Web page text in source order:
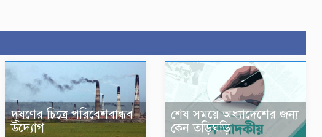
দূষণের চিত্রে পরিবেশবান্ধব
উদ্যোগ
শেষ সময়ে অধ্যাদেশের জন্য
কেন তড়িঘড়ি